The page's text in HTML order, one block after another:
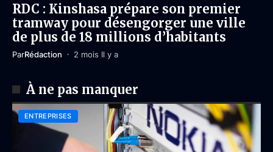
RDC : Kinshasa prépare son premier
tramway pour désengorger une ville
de plus de 18 millions d’habitants
ParRédaction 2 mois Il y a
À ne pas manquer
ENTREPRISES